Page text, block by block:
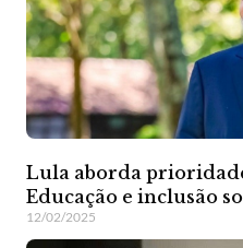
Lula aborda
Educação e inclusão
12/02/2025